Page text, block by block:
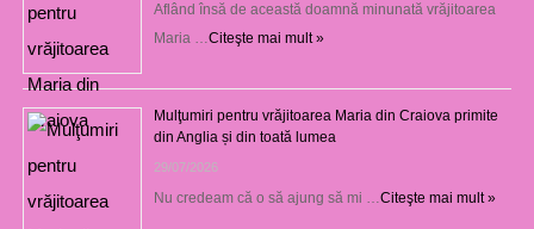
Aflând însă de această doamnă minunată vrăjitoarea
Maria …Citeşte mai mult »
Mulţumiri pentru vrăjitoarea Maria din Craiova primite
din Anglia și din toată lumea
29/07/2026
Nu credeam că o să ajung să mi …Citeşte mai mult »